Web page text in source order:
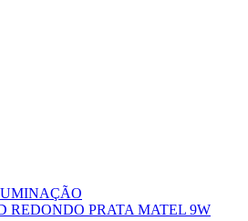
REDONDO PRATA MATEL 9W